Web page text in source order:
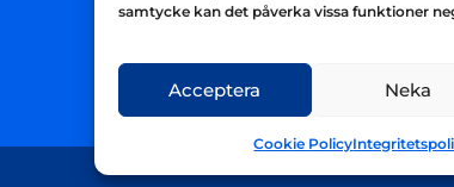
samtycke kan det påverka vissa funktioner
Acceptera Neka
Cookie Policy